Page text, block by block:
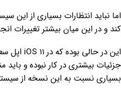
اما نباید انتظارات بسیاری از
کند و در این میان بیشتر تغییرات
این در حالی بوده که در iOS 11 اپل سعی کرده ویژگی های بیشتری را در نظر گیرد و با انتشار
جزئیات بیشتری در کار نبوده و
بسیاری نسبت به این نسخه از